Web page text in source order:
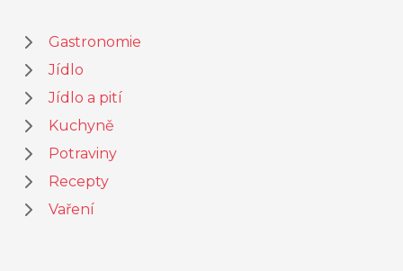
Gastronomie
Jídlo
Jídlo a pití
Kuchyně
Potraviny
Recepty
Vaření